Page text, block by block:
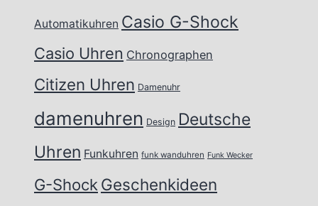
Automatikuhren Casio G-Shock
Casio Uhren Chronographen
Citizen Uhren Damenuhr
damenuhren Design Deutsche
Uhren Funkuhren funk wanduhren Funk Wecker
G-Shock Geschenkideen